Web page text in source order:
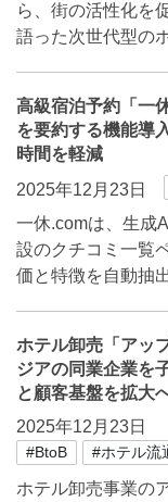
ら、街の活性化を
語った次世代型の
高級宿泊予約「一
を要約する機能導
時間を軽減
2025年12月23日
一休.comは、生成
設のクチコミ一覧
価と特徴を自動抽
ホテル卸売「アッ
ジアの同業企業を
と顧客基盤を拡大
2025年12月23日
#BtoB #ホテル流
ホテル卸売事業の